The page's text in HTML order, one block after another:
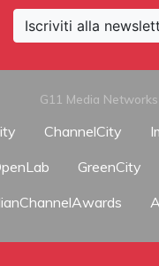
Iscriviti alla
G11 Media Networks
ChannelCity
GreenCity